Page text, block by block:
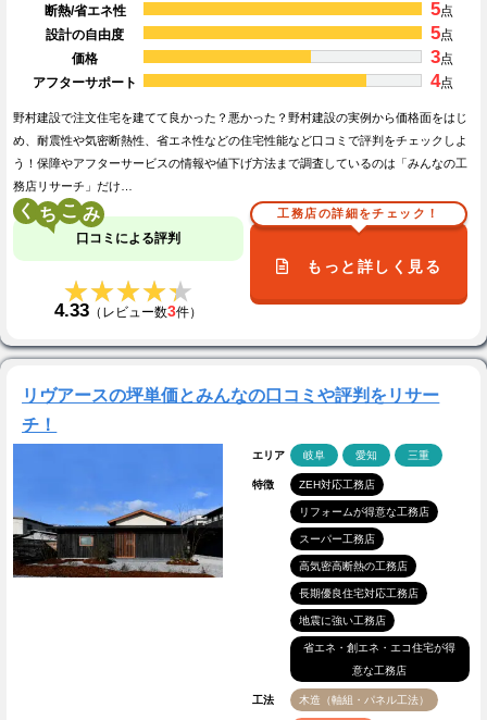
断熱/省エネ性
5点
設計の自由度
5点
価格
3点
アフターサポート
4点
野村建設で注文住宅を建てて良かった？悪かった？野村建設の実例から価格面をはじ
め、耐震性や気密断熱性、省エネ性などの住宅性能など口コミで評判をチェックしよ
う！保障やアフターサービスの情報や値下げ方法まで調査しているのは「みんなの工
務店リサーチ」だけ…
く こ
口コミによる評判
★★★★★
★★★★★
4.33 （レビュー数3件）
工務店の詳細をチェック！
もっと詳しく見る
リヴアースの坪単価とみんなの口コミや評判をリサー
チ！
エリア 岐阜 愛知 三重
特徴 ZEH対応工務店
リフォームが得意な工務店
スーパー工務店
高気密高断熱の工務店
長期優良住宅対応工務店
地震に強い工務店
省エネ・創エネ・エコ住宅が得
意な工務店
工法 木造（軸組・パネル工法）